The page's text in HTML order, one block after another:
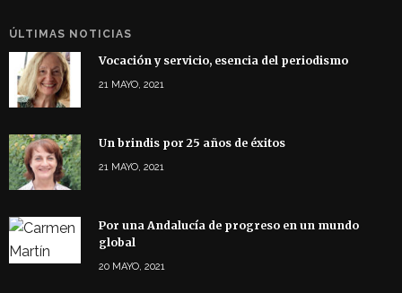
ÚLTIMAS NOTICIAS
Vocación y servicio, esencia del periodismo
21 MAYO, 2021
Un brindis por 25 años de éxitos
21 MAYO, 2021
Por una Andalucía de progreso en un mundo
global
20 MAYO, 2021